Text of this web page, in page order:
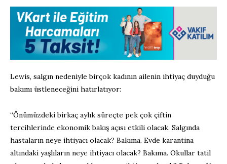
Lewis, salgın nedeniyle birçok kadının ailenin ihtiyaç duyduğu
bakımı üstleneceğini hatırlatıyor:
“Önümüzdeki birkaç aylık süreçte pek çok çiftin
tercihlerinde ekonomik bakış açısı etkili olacak. Salgında
hastaların neye ihtiyacı olacak? Bakıma. Evde karantina
altındaki yaşlıların neye ihtiyacı olacak? Bakıma. Okullar tatil